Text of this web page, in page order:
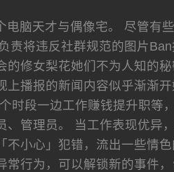
电脑天才与偶像宅。 尽管有
责将违反社群规范的图片
的修女梨花她们不为人知的
上播报的新闻内容似乎渐渐
时段一边工作赚钱提升职等
、管理员。 当工作表现优异
不小心」犯错，流出一些情
常行为，可以解锁新的事件